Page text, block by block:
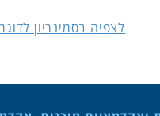
לצפיה בסמינריון